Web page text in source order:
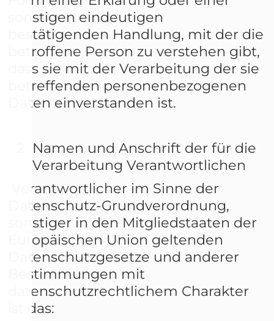
sonstigen eindeutigen
bestätigenden Handlung, mit der die
betroffene Person zu verstehen gibt,
dass sie mit der Verarbeitung der sie
betreffenden personenbezogenen
Daten einverstanden ist.
Namen und Anschrift der für die
Verarbeitung Verantwortlichen
Verantwortlicher im Sinne der
Datenschutz-Grundverordnung,
sonstiger in den Mitgliedstaaten der
Europäischen Union geltenden
Datenschutzgesetze und anderer
Bestimmungen mit
datenschutzrechtlichem Charakter
ist das: